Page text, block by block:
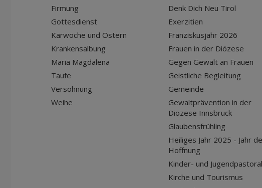
Firmung
Gottesdienst
Karwoche und Ostern
Krankensalbung
Maria Magdalena
Taufe
Versöhnung
Weihe
Denk Dich Neu Tirol
Exerzitien
Franziskusjahr 2026
Frauen in der Diözese
Gegen Gewalt an Frauen
Geistliche Begleitung
Gemeinde
Gewaltprävention in der
Diözese Innsbruck
Glaubensfrühling
Heiliges Jahr 2025 - Jahr
Hoffnung
Kinder- und Jugendpastoral
Kirche und Tourismus